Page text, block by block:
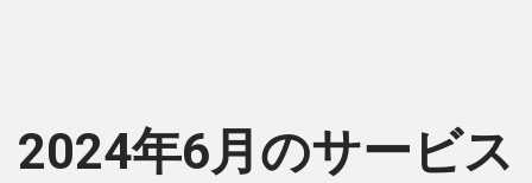
2024年6月のサービス